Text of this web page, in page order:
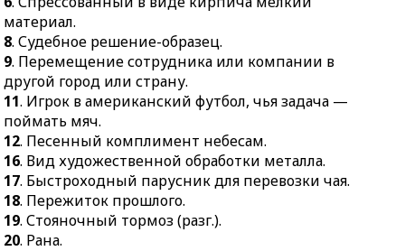
материал.
8. Судебное решение-образец.
9. Перемещение сотрудника или компании в
другой город или страну.
11. Игрок в американский футбол, чья задача —
поймать мяч.
12. Песенный комплимент небесам.
16. Вид художественной обработки металла.
17. Быстроходный парусник для перевозки чая.
18. Пережиток прошлого.
19. Стояночный тормоз (разг.).
20. Рана.